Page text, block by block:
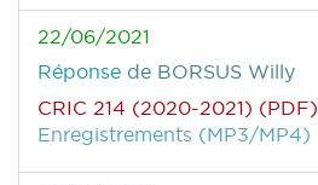
22/06/2021
Réponse de BORSUS Willy
CRIC 214 (2020-2021) (PDF)
Enregistrements (MP3/MP4)